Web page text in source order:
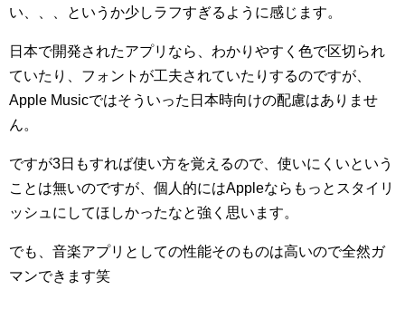
い、、、というか少しラフすぎるように感じます。
日本で開発されたアプリなら、わかりやすく色で区切られ
ていたり、フォントが工夫されていたりするのですが、
Apple Musicではそういった日本時向けの配慮はありませ
ん。
ですが3日もすれば使い方を覚えるので、使いにくいという
ことは無いのですが、個人的にはAppleならもっとスタイリ
ッシュにしてほしかったなと強く思います。
でも、音楽アプリとしての性能そのものは高いので全然ガ
マンできます笑